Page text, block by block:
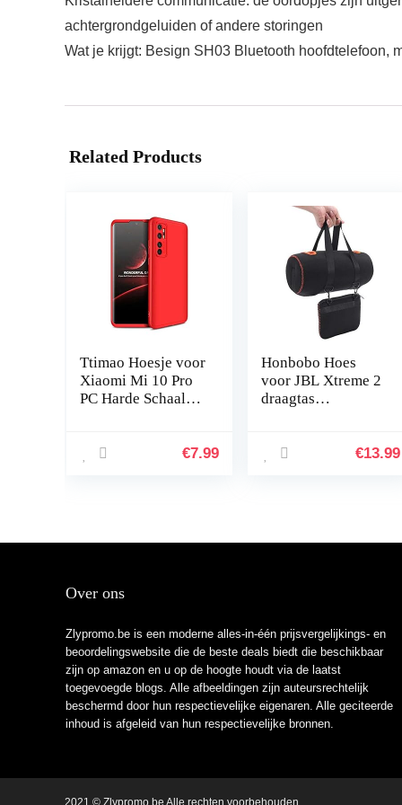
achtergrondgeluiden of andere storingen
Wat je krijgt: Besign SH03 Bluetooth hoofdtelefoon,
Related Products
Ttimao Hoesje voor
Xiaomi Mi 10 Pro
PC Harde Schaal
Protector
€7.99
Honbobo Hoes
voor JBL Xtreme 2
draagtas
voor JBL Xtreme 2
€13.99
Over ons
Zlypromo.be is een moderne alles-in-één prijsvergelijkings- en
beoordelingswebsite die de beste deals biedt die beschikbaar
zijn op amazon en u op de hoogte houdt via de laatst
toegevoegde blogs. Alle afbeeldingen zijn auteursrechtelijk
beschermd door hun respectievelijke eigenaren. Alle geciteerde
inhoud is afgeleid van hun respectievelijke bronnen.
2021 © Zlypromo.be Alle rechten voorbehouden